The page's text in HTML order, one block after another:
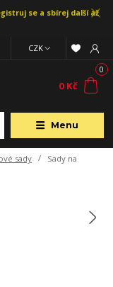
se a sbírej další až
Menu
CZK
0
0 Kč
sady
Sady na